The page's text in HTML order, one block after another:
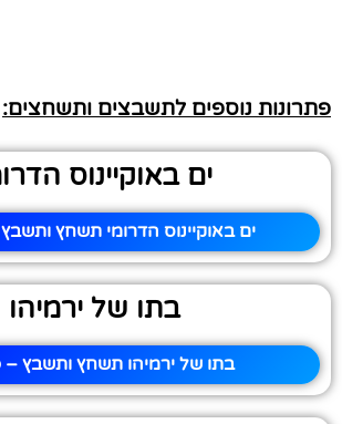
פתרונות נוספים לתשבצים ותשחצים:
ים באוקיינוס
ים באוקיינוס הדרומי תשחץ ותשבץ
בתו של ירמיהו
בתו של ירמיהו תשחץ ותשבץ –